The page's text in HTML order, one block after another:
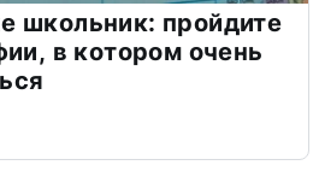
школьник: пройдите
в котором очень